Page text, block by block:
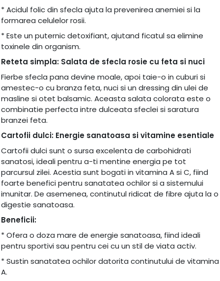
* Acidul folic din sfecla ajuta la prevenirea anemiei si la
formarea celulelor rosii.
* Este un puternic detoxifiant, ajutand ficatul sa elimine
toxinele din organism.
Reteta simpla: Salata de sfecla rosie cu feta si nuci
Fierbe sfecla pana devine moale, apoi taie-o in cuburi si
amestec-o cu branza feta, nuci si un dressing din ulei de
masline si otet balsamic. Aceasta salata colorata este o
combinatie perfecta intre dulceata sfeclei si saratura
branzei feta.
Cartofii dulci: Energie sanatoasa si vitamine esentiale
Cartofii dulci sunt o sursa excelenta de carbohidrati
sanatosi, ideali pentru a-ti mentine energia pe tot
parcursul zilei. Acestia sunt bogati in vitamina A si C, fiind
foarte benefici pentru sanatatea ochilor si a sistemului
imunitar. De asemenea, continutul ridicat de fibre ajuta la o
digestie sanatoasa.
Beneficii:
* Ofera o doza mare de energie sanatoasa, fiind ideali
pentru sportivi sau pentru cei cu un stil de viata activ.
* Sustin sanatatea ochilor datorita continutului de vitamina
A.